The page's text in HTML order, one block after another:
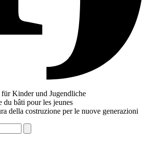
Kinder und Jugendliche
bâti pour les jeunes
della costruzione per le nuove generazioni